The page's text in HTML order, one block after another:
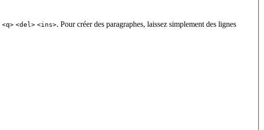
<q> <del> <ins>. Pour créer des paragraphes, laissez simplement des lignes